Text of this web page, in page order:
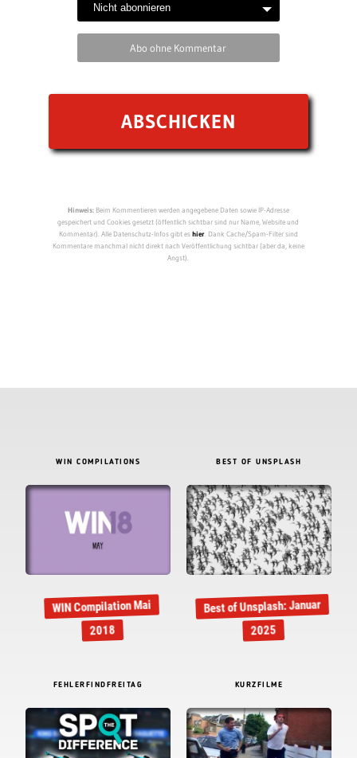
Abo ohne Kommentar
Hinweis:Beim Kommentieren werden angegebene Daten sowie IP-Adresse
gespeichert und Cookies gesetzt (öffentlich sichtbar sind nur Name, Website und
Kommentar). Alle Datenschutz-Infos gibt eshier. Dank Cache/Spam-Filter sind
Kommentare manchmal nicht direkt nach Veröffentlichung sichtbar (aber da, keine
Angst).
WIN COMPILATIONS
WIN Compilation Mai
2018
BEST OF UNSPLASH
Best of Unsplash: Januar
2025
FEHLERFINDFREITAG KURZFILME